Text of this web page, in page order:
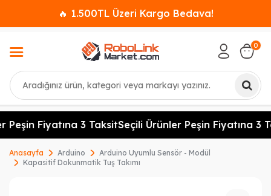
🔥 1.500TL Üzeri Kargo Bedava!
Ara
0
Peşin Fiyatına 3 TaksitSeçili Ürünler Peşin Fiyatına 3
Anasayfa Arduino
Arduino Uyumlu Sensör - Modül
Kapasitif Dokunmatik Tuş Takımı